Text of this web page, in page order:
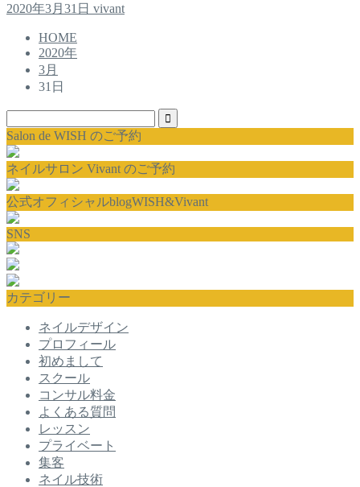
2020年3月31日 vivant
HOME
2020年
3月
31日
Salon de WISH のご予約
ネイルサロン Vivant のご予約
公式オフィシャルblogWISH&Vivant
SNS
カテゴリー
ネイルデザイン
プロフィール
初めまして
スクール
コンサル料金
よくある質問
レッスン
プライベート
集客
ネイル技術